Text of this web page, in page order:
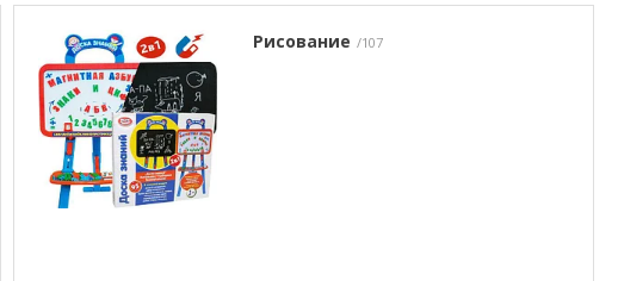
Рисование 107